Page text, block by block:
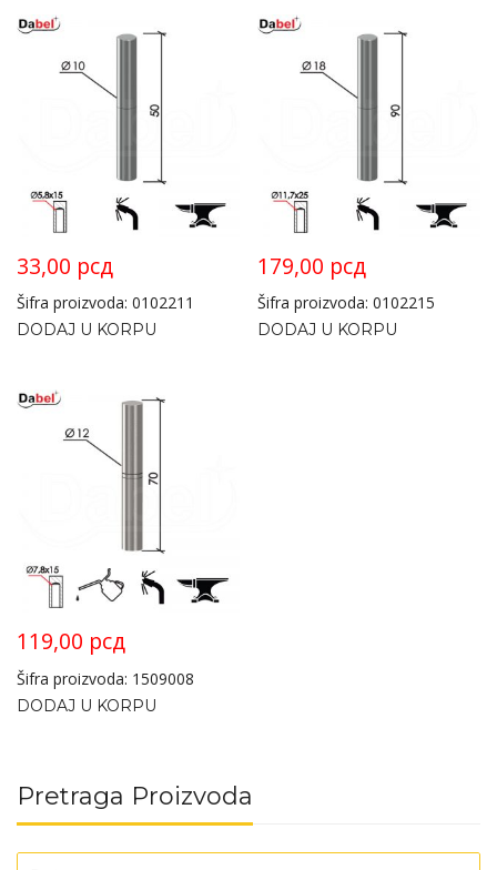
33,00 рсд
Šifra proizvoda: 0102211
DODAJ U KORPU
179,00 рсд
Šifra proizvoda: 0102215
DODAJ U KORPU
119,00 рсд
Šifra proizvoda: 1509008
DODAJ U KORPU
Pretraga Proizvoda